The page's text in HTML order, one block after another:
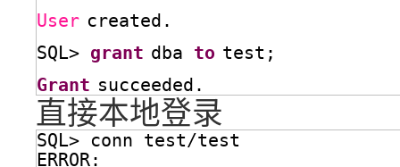
User created.
SQL> grant dba to test;
Grant succeeded.
直接本地登录
SQL> conn test/test
ERROR: